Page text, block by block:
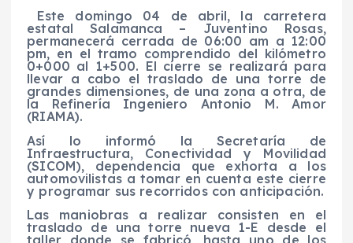
Este domingo 04 de abril, la carretera
estatal Salamanca – Juventino Rosas,
permanecerá cerrada de 06:00 am a 12:00
pm, en el tramo comprendido del kilómetro
0+000 al 1+500. El cierre se realizará para
llevar a cabo el traslado de una torre de
grandes dimensiones, de una zona a otra, de
la Refinería Ingeniero Antonio M. Amor
(RIAMA).
Así lo informó la Secretaría de
Infraestructura, Conectividad y Movilidad
(SICOM), dependencia que exhorta a los
automovilistas a tomar en cuenta este cierre
y programar sus recorridos con anticipación.
Las maniobras a realizar consisten en el
traslado de una torre nueva 1-E desde el
taller donde se fabricó, hasta uno de los